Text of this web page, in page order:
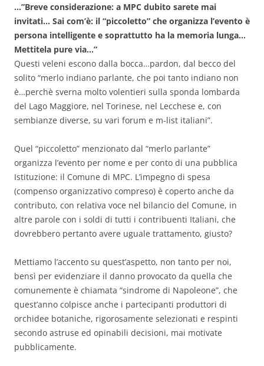
…”Breve considerazione: a MPC dubito sarete mai
invitati… Sai com’è: il “piccoletto” che organizza l’evento è
persona intelligente e soprattutto ha la memoria lunga…
Mettitela pure via…”
Questi veleni escono dalla bocca…pardon, dal becco del
solito “merlo indiano parlante, che poi tanto indiano non
è…perchè sverna molto volentieri sulla sponda lombarda
del Lago Maggiore, nel Torinese, nel Lecchese e, con
sembianze diverse, su vari forum e m-list italiani”.
Quel “piccoletto” menzionato dal “merlo parlante”
organizza l’evento per nome e per conto di una pubblica
Istituzione: il Comune di MPC. L’impegno di spesa
(compenso organizzativo compreso) è coperto anche da
contributo, con relativa voce nel bilancio del Comune, in
altre parole con i soldi di tutti i contribuenti Italiani, che
dovrebbero pertanto avere uguale trattamento, giusto?
Mettiamo l’accento su quest’aspetto, non tanto per noi,
bensì per evidenziare il danno provocato da quella che
comunemente è chiamata “sindrome di Napoleone”, che
quest’anno colpisce anche i partecipanti produttori di
orchidee botaniche, rigorosamente selezionati e respinti
secondo astruse ed opinabili decisioni, mai motivate
pubblicamente.